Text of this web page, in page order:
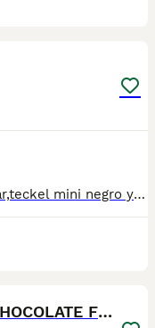
Abrimos lista de espera para reservar,teckel mini negro y fuego 1 machito se entregará con su vacaciones y desparasitación al día más información WhatsApp 622 04 36 98
FINANCIAMOS TECKEL MINI CHOCOLATE FUEGO